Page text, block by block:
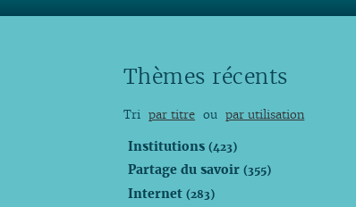
Thèmes récents
Tri par titre ou par utilisation
Institutions(423)
Partage du savoir(355)
Internet(283)